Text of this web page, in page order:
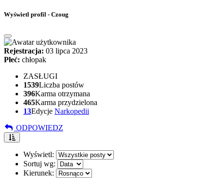
Wyświetl profil - Czoug
Rejestracja: 03 lipca 2023
Płeć: chłopak
ZASŁUGI
1539Liczba postów
396Karma otrzymana
465Karma przydzielona
13Edycje Narkopedii
ODPOWIEDZ
Wyświetl:
Sortuj wg:
Kierunek: